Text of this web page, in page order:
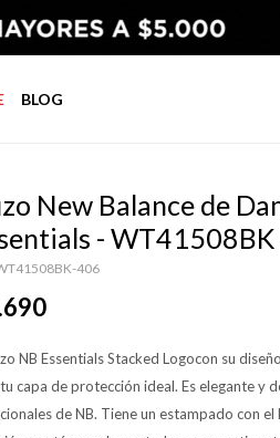
BLOG
New Balance de
- WT41508BK
406
NB Essentials Stacked Logocon su
capa de protección ideal. Es elegante y
de NB. Tiene un estampado con